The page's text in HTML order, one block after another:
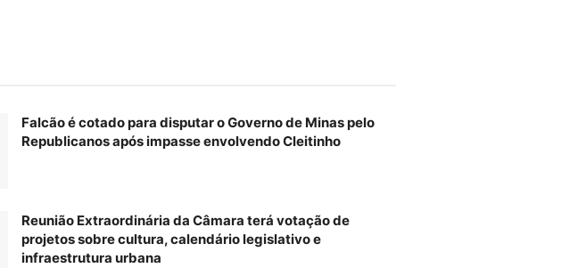
Falcão é cotado para disputar o Governo de Minas pelo
Republicanos após impasse envolvendo Cleitinho
Reunião Extraordinária da Câmara terá votação de
projetos sobre cultura, calendário legislativo e
infraestrutura urbana